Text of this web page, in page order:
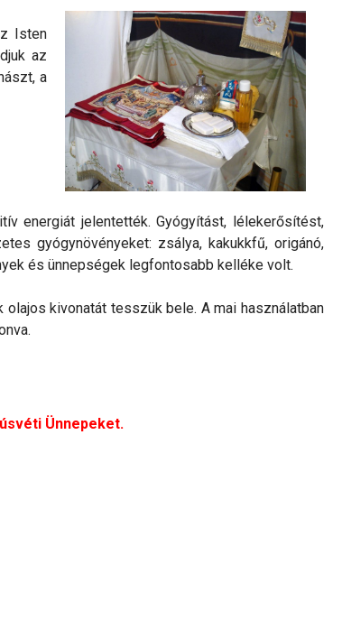
Isten
az
a
energiát jelentették. Gyógyítást, lélekerősítést,
gyógynövényeket: zsálya, kakukkfű, origánó,
és ünnepségek legfontosabb kelléke volt.
kivonatát tesszük bele. A mai használatban
Ünnepeket.